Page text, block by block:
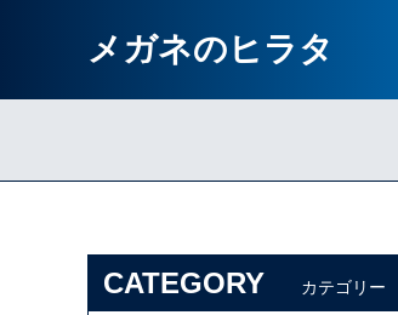
メガネのヒラタ
CATEGORY カテゴリー